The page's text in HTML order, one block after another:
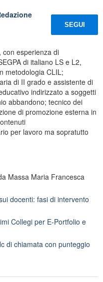
SEGUI
con esperienza di
di italiano LS e L2,
metodologia CLIL;
di II grado e assistente di
indirizzato a soggetti
abbandono; tecnico dei
di promozione esterna in
per lavoro ma sopratutto
Massa Maria Francesca
docenti: fasi di intervento
Collegi per E-Portfolio e
di chiamata con punteggio